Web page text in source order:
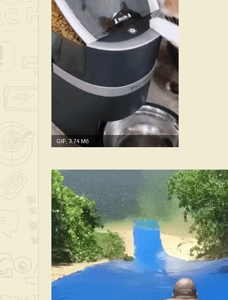
GIF, 3.74 Мб